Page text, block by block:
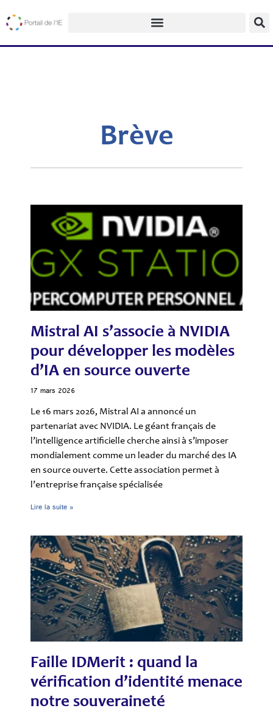
Brève
Mistral AI s’associe à NVIDIA
pour développer les modèles
d’IA en source ouverte
17 mars 2026
Le 16 mars 2026, Mistral AI a annoncé un
partenariat avec NVIDIA. Le géant français de
l’intelligence artificielle cherche ainsi à s’imposer
mondialement comme un leader du marché des IA
en source ouverte. Cette association permet à
l’entreprise française spécialisée
Lire la suite »
Faille IDMerit : quand la
vérification d’identité menace
notre souveraineté